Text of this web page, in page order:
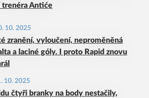
trenéra Antiće
10. 2025
zranění, vyloučení, neproměněná
a laciné góly. I proto Rapid znovu
10. 2025
čtyři branky na body nestačily,